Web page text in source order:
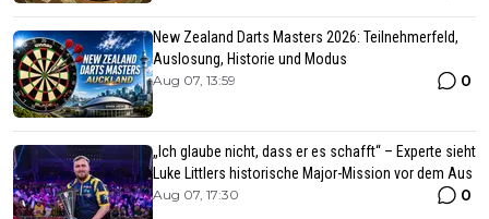
New Zealand Darts Masters 2026: Teilnehmerfeld,
Auslosung, Historie und Modus
Aug 07, 13:59 0
„Ich glaube nicht, dass er es schafft“ – Experte sieht
Luke Littlers historische Major-Mission vor dem Aus
Aug 07, 17:30 0